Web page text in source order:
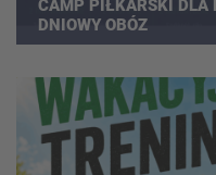
CAMP PIŁKARSKI DLA
DNIOWY OBÓZ